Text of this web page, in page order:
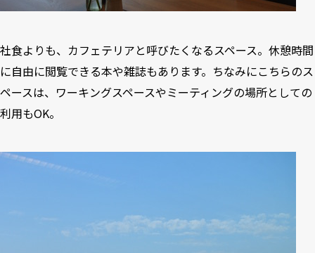
社食よりも、カフェテリアと呼びたくなるスペース。休憩時間
に自由に閲覧できる本や雑誌もあります。ちなみにこちらのス
ペースは、ワーキングスペースやミーティングの場所としての
利用もOK。